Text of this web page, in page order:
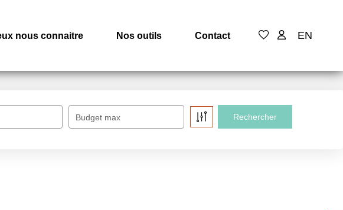
nous connaitre Nos outils Contact EN
Budget max